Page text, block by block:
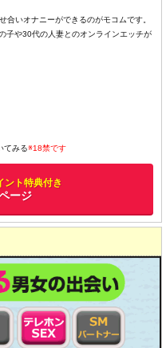
合いオナニーができるのがモコムです。
子や30代の人妻とのオンラインエッチが
てみる※18禁です
ント特典付き
ージ